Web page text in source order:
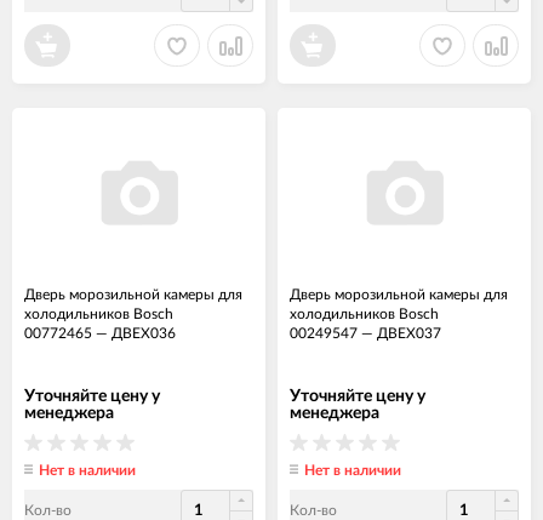
Дверь морозильной камеры для
холодильников Bosch
00772465 — ДВЕХ036
Уточняйте цену у
менеджера
Нет в наличии
Кол-во
Дверь морозильной камеры для
холодильников Bosch
00249547 — ДВЕХ037
Уточняйте цену у
менеджера
Нет в наличии
Кол-во